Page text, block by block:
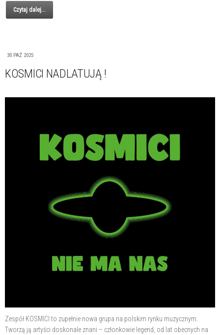
Czytaj dalej...
30 PAŹ 2025
KOSMICI NADLATUJĄ !
​​Zespół KOSMICI to zupełnie nowa grupa na polskim rynku muzycznym.
Tworzą ją artyści doskonale znani – członkowie legend, od lat obecnych na